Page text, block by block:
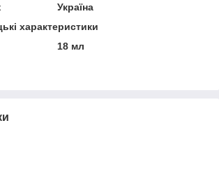
Україна
характеристики
18 мл